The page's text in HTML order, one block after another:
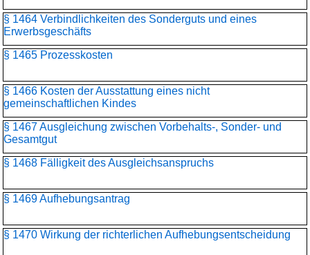
§ 1464 Verbindlichkeiten des Sonderguts und eines
Erwerbsgeschäfts
§ 1465 Prozesskosten
§ 1466 Kosten der Ausstattung eines nicht
gemeinschaftlichen Kindes
§ 1467 Ausgleichung zwischen Vorbehalts-, Sonder- und
Gesamtgut
§ 1468 Fälligkeit des Ausgleichsanspruchs
§ 1469 Aufhebungsantrag
§ 1470 Wirkung der richterlichen Aufhebungsentscheidung